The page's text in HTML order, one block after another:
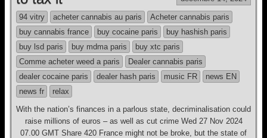
94 vitry acheter cannabis au paris
Acheter cannabis paris
buy cannabis france
buy cocaine paris
buy hashish paris
buy lsd paris
buy mdma paris
buy xtc paris
Comme acheter weed a paris
Dealer cannabis paris
dealer cocaine paris
dealer hash paris music FR
news EN
news fr
relax
With the nation’s finances in a parlous state, decriminalisation could
raise millions of euros – as well as cut crime Wed 27 Nov 2024
07.00 GMT Share 420 France might not be broke, but the state of